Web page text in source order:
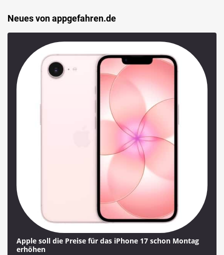
Neues von appgefahren.de
Apple soll die Preise für das iPhone 17 schon Montag
erhöhen